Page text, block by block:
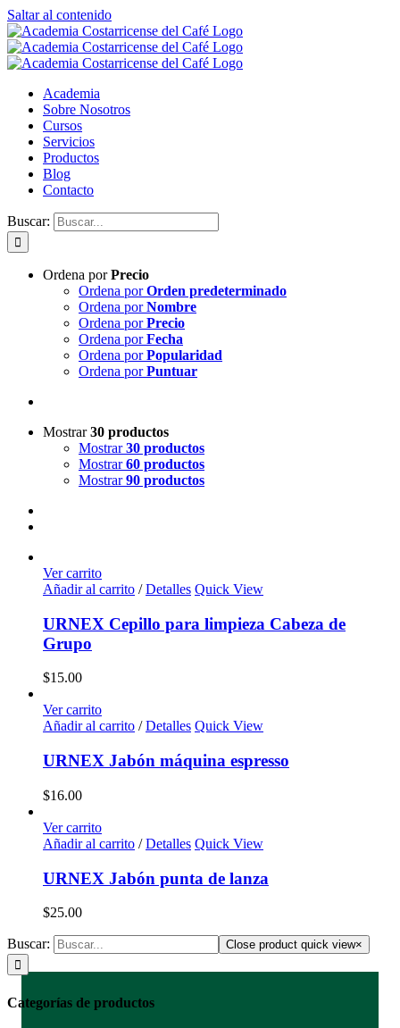
Saltar al contenido
Academia
Sobre Nosotros
Cursos
Servicios
Productos
Blog
Contacto
Buscar:
Ordena porPrecio
Ordena porOrden predeterminado
Ordena porNombre
Ordena porPrecio
Ordena porFecha
Ordena porPopularidad
Ordena porPuntuar
Mostrar30 productos
Mostrar30 productos
Mostrar60 productos
Mostrar90 productos
Ver carrito
Añadir al carrito / Detalles Quick View
URNEX Cepillo para limpieza Cabeza de
Grupo
$15.00
Ver carrito
Añadir al carrito / Detalles Quick View
URNEX Jabón máquina espresso
$16.00
Ver carrito
Añadir al carrito / Detalles Quick View
URNEX Jabón punta de lanza
$25.00
Buscar:
Categorías de productos
Close product quick view×